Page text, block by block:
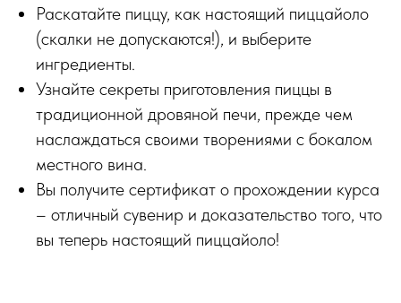
Раскатайте пиццу, как настоящий пиццайоло
(скалки не допускаются!), и выберите
ингредиенты.
Узнайте секреты приготовления пиццы в
традиционной дровяной печи, прежде чем
наслаждаться своими творениями с бокалом
местного вина.
Вы получите сертификат о прохождении курса
– отличный сувенир и доказательство того, что
вы теперь настоящий пиццайоло!